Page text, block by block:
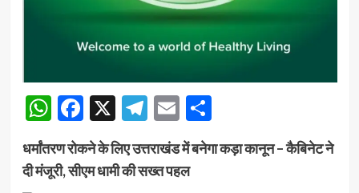
WhatsApp
Facebook
X Telegram
EmailShare
धर्मांतरण रोकने के लिए उत्तराखंड में बनेगा कड़ा कानून – कैबिनेट ने
दी मंजूरी, सीएम धामी की सख्त पहल